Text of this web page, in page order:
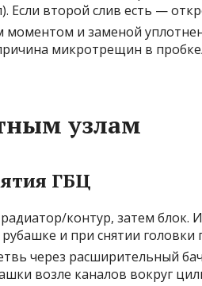
Если второй слив есть —
моментом и заменой
микротрещин в
узлам
ГБЦ
контур, затем блок.
и при снятии
через расширительный
возле каналов вокруг